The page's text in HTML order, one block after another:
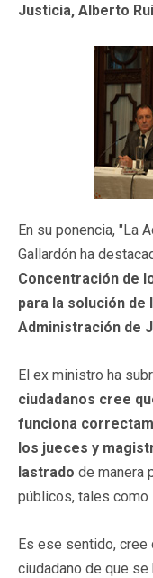
Justicia, Alberto
En su ponencia, "La
Gallardón ha
Concentración de
para la solución de
Administración de
El ex ministro ha
ciudadanos cree
funciona
los jueces y
lastrado de manera
públicos, tales como
Es ese sentido,
ciudadano de que